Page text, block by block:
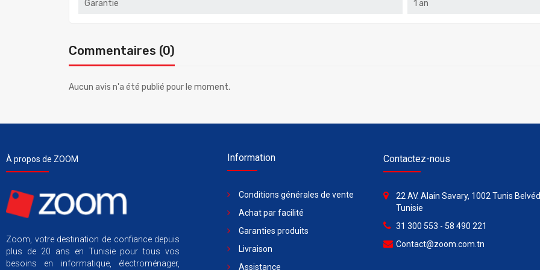
Garantie 1 an
Commentaires (0)
Aucun avis n'a été publié pour le moment.
À propos de ZOOM
Zoom, votre destination de confiance depuis
plus de 20 ans en Tunisie pour tous vos
besoins en informatique, électroménager,
Information
Conditions générales de vente
Achat par facilité
Garanties produits
Livraison
Assistance
Contactez-nous
22 AV. Alain Savary, 1002 Tunis
Tunisie
31 300 553 - 58 490 221
Contact@zoom.com.tn